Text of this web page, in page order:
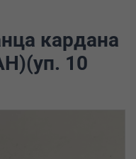
кардана
10